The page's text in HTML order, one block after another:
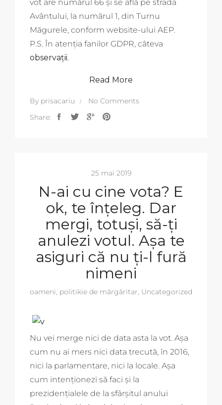
vot are numărul 66 și se află pe strada
Avântului, la numărul 1, din Turnu
Măgurele, conform website-ului AEP.
P.S. În atenția fanilor GDPR, câteva
observații.
Read More
By prisacariu
No Comments
Share:
25 mai 2019
N-ai cu cine vota? E
ok, te înțeleg. Dar
mergi, totuși, să-ți
anulezi votul. Așa te
asiguri că nu ți-l fură
nimeni
oameni, politikie de mărgăritar, Uncategorized
Nu vei merge nici de data asta la vot. Așa
cum nu ai mers nici data trecută, în 2016,
nici la parlamentare, nici la locale. Așa
cum intenționezi să faci și la
prezidențialele de la sfârșitul anului